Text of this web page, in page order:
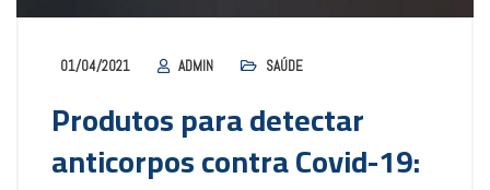
01/04/2021 ADMIN SAÚDE
Produtos para detectar
anticorpos contra Covid-19: